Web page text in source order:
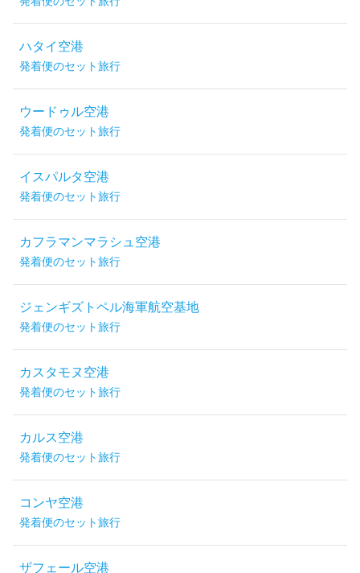
ハタイ空港
発着便のセット旅行
ウードゥル空港
発着便のセット旅行
イスパルタ空港
発着便のセット旅行
カフラマンマラシュ空港
発着便のセット旅行
ジェンギズトペル海軍航空基地
発着便のセット旅行
カスタモヌ空港
発着便のセット旅行
カルス空港
発着便のセット旅行
コンヤ空港
発着便のセット旅行
ザフェール空港